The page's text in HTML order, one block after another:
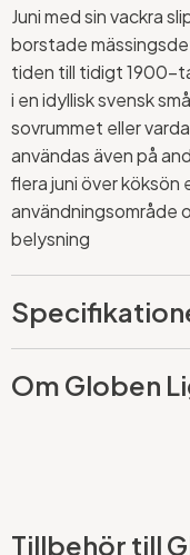
Juni med sin vackra
borstade
tiden till tidigt 1900-
i en idyllisk svensk
sovrummet eller
användas även på
flera juni över köksön
användningsområde
belysning
Om Globen
Tillbehör till